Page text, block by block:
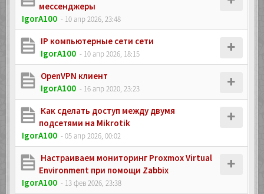
мессенджеры
IgorA100 - 10 апр 2026, 23:48
IP компьютерные сети сети
IgorA100 - 10 апр 2026, 18:15
OpenVPN клиент
IgorA100 - 16 апр 2020, 23:23
Как сделать доступ между двумя
подсетями на Mikrotik
IgorA100 - 05 апр 2026, 00:02
Настраиваем мониторинг Proxmox Virtual
Environment при помощи Zabbix
IgorA100 - 13 фев 2026, 23:38